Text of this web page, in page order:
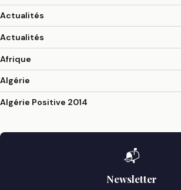
Actualités
Actualités
Afrique
Algérie
Algérie Positive 2014
📬
Newsletter